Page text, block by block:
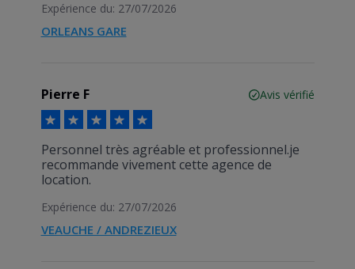
Expérience du: 27/07/2026
ORLEANS GARE
Pierre F Avis vérifié
Personnel très agréable et professionnel.je
recommande vivement cette agence de
location.
Expérience du: 27/07/2026
VEAUCHE / ANDREZIEUX